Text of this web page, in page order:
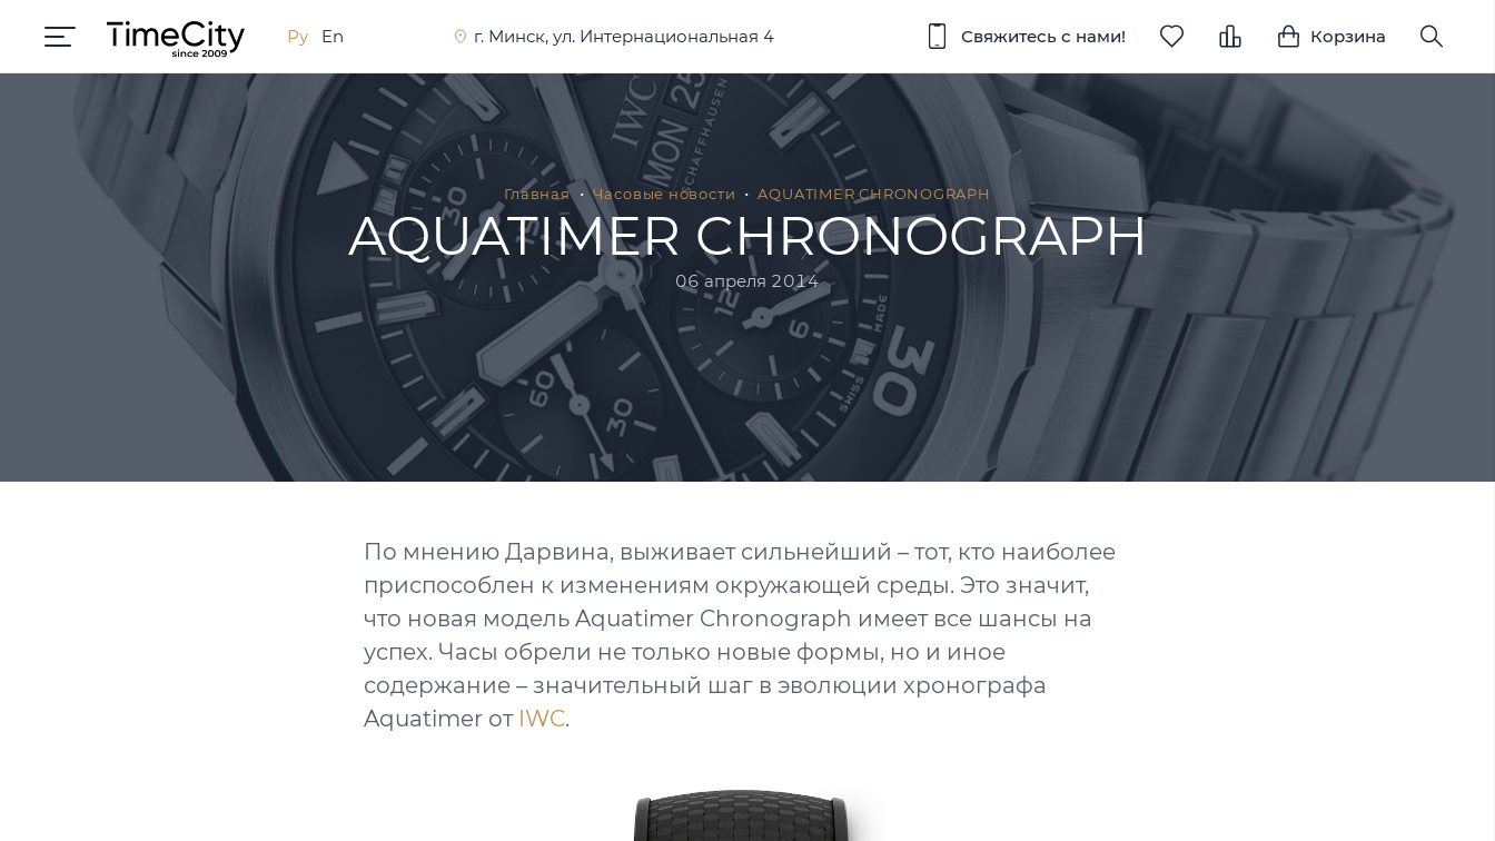
Ру En г. Минск, ул. Интернациональная 4 Свяжитесь с нами! Корзина
Главная Часовые новости AQUATIMER CHRONOGRAPH
AQUATIMER CHRONOGRAPH
06 апреля 2014
По мнению Дарвина, выживает сильнейший – тот, кто наиболее
приспособлен к изменениям окружающей среды. Это значит,
что новая модель Aquatimer Chronograph имеет все шансы на
успех. Часы обрели не только новые формы, но и иное
содержание – значительный шаг в эволюции хронографа
Aquatimer от IWC.